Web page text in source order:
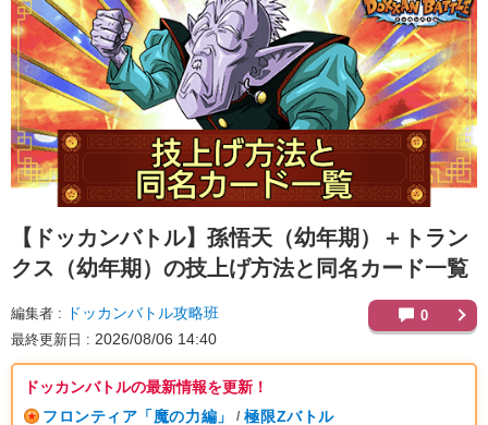
【ドッカンバトル】 孫悟天（幼年期）＋トラン
クス（幼年期）の技上げ方法と同名カード一覧
編集者 ドッカンバトル攻略班
最終更新日 2026/08/06 14:40
0
ドッカンバトルの最新情報を更新！
フロンティア「魔の力編」
/ 極限Zバトル